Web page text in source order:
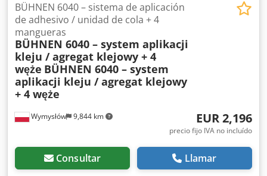
Wymysłów 9,844 km
BÜHNEN 6040 – sistema de aplicación
de adhesivo / unidad de cola + 4
mangueras
BÜHNEN 6040 – system aplikacji
kleju / agregat klejowy + 4
węże BÜHNEN 6040 – system
aplikacji kleju / agregat klejowy
+ 4 węże
EUR 2,196
precio fijo IVA no incluído
Consultar Llamar